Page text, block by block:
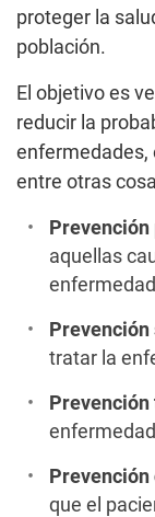
proteger la
población.
El objetivo es
reducir la
enfermedades,
entre otras
aquellas
tratar la
que el